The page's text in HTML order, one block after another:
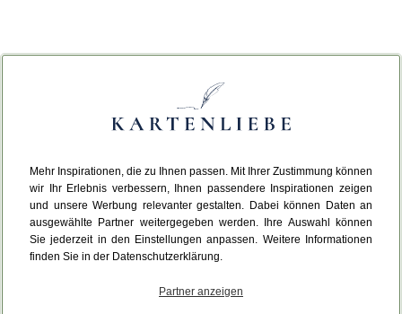
Mehr Inspirationen, die zu Ihnen passen. Mit Ihrer Zustimmung können
wir Ihr Erlebnis verbessern, Ihnen passendere Inspirationen zeigen
und unsere Werbung relevanter gestalten. Dabei können Daten an
ausgewählte Partner weitergegeben werden. Ihre Auswahl können
Sie jederzeit in den Einstellungen anpassen. Weitere Informationen
finden Sie in der Datenschutzerklärung.
Partner anzeigen
Da ist etwas schiefgelaufen.
Leider ist ein technischer Fehler aufgetreten.
Bitte laden Sie die Seite neu.